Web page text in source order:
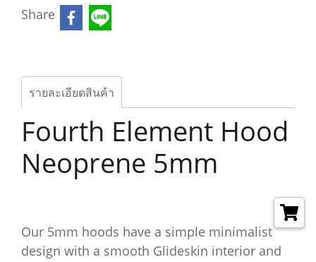
Share
รายละเอียดสินค้า
Fourth Element Hood
Neoprene 5mm
Our 5mm hoods have a simple minimalist
design with a smooth Glideskin interior and